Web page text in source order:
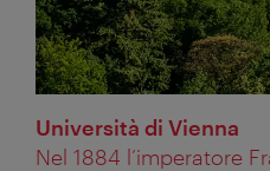
Università di Vienna
Nel 1884 l’imperatore